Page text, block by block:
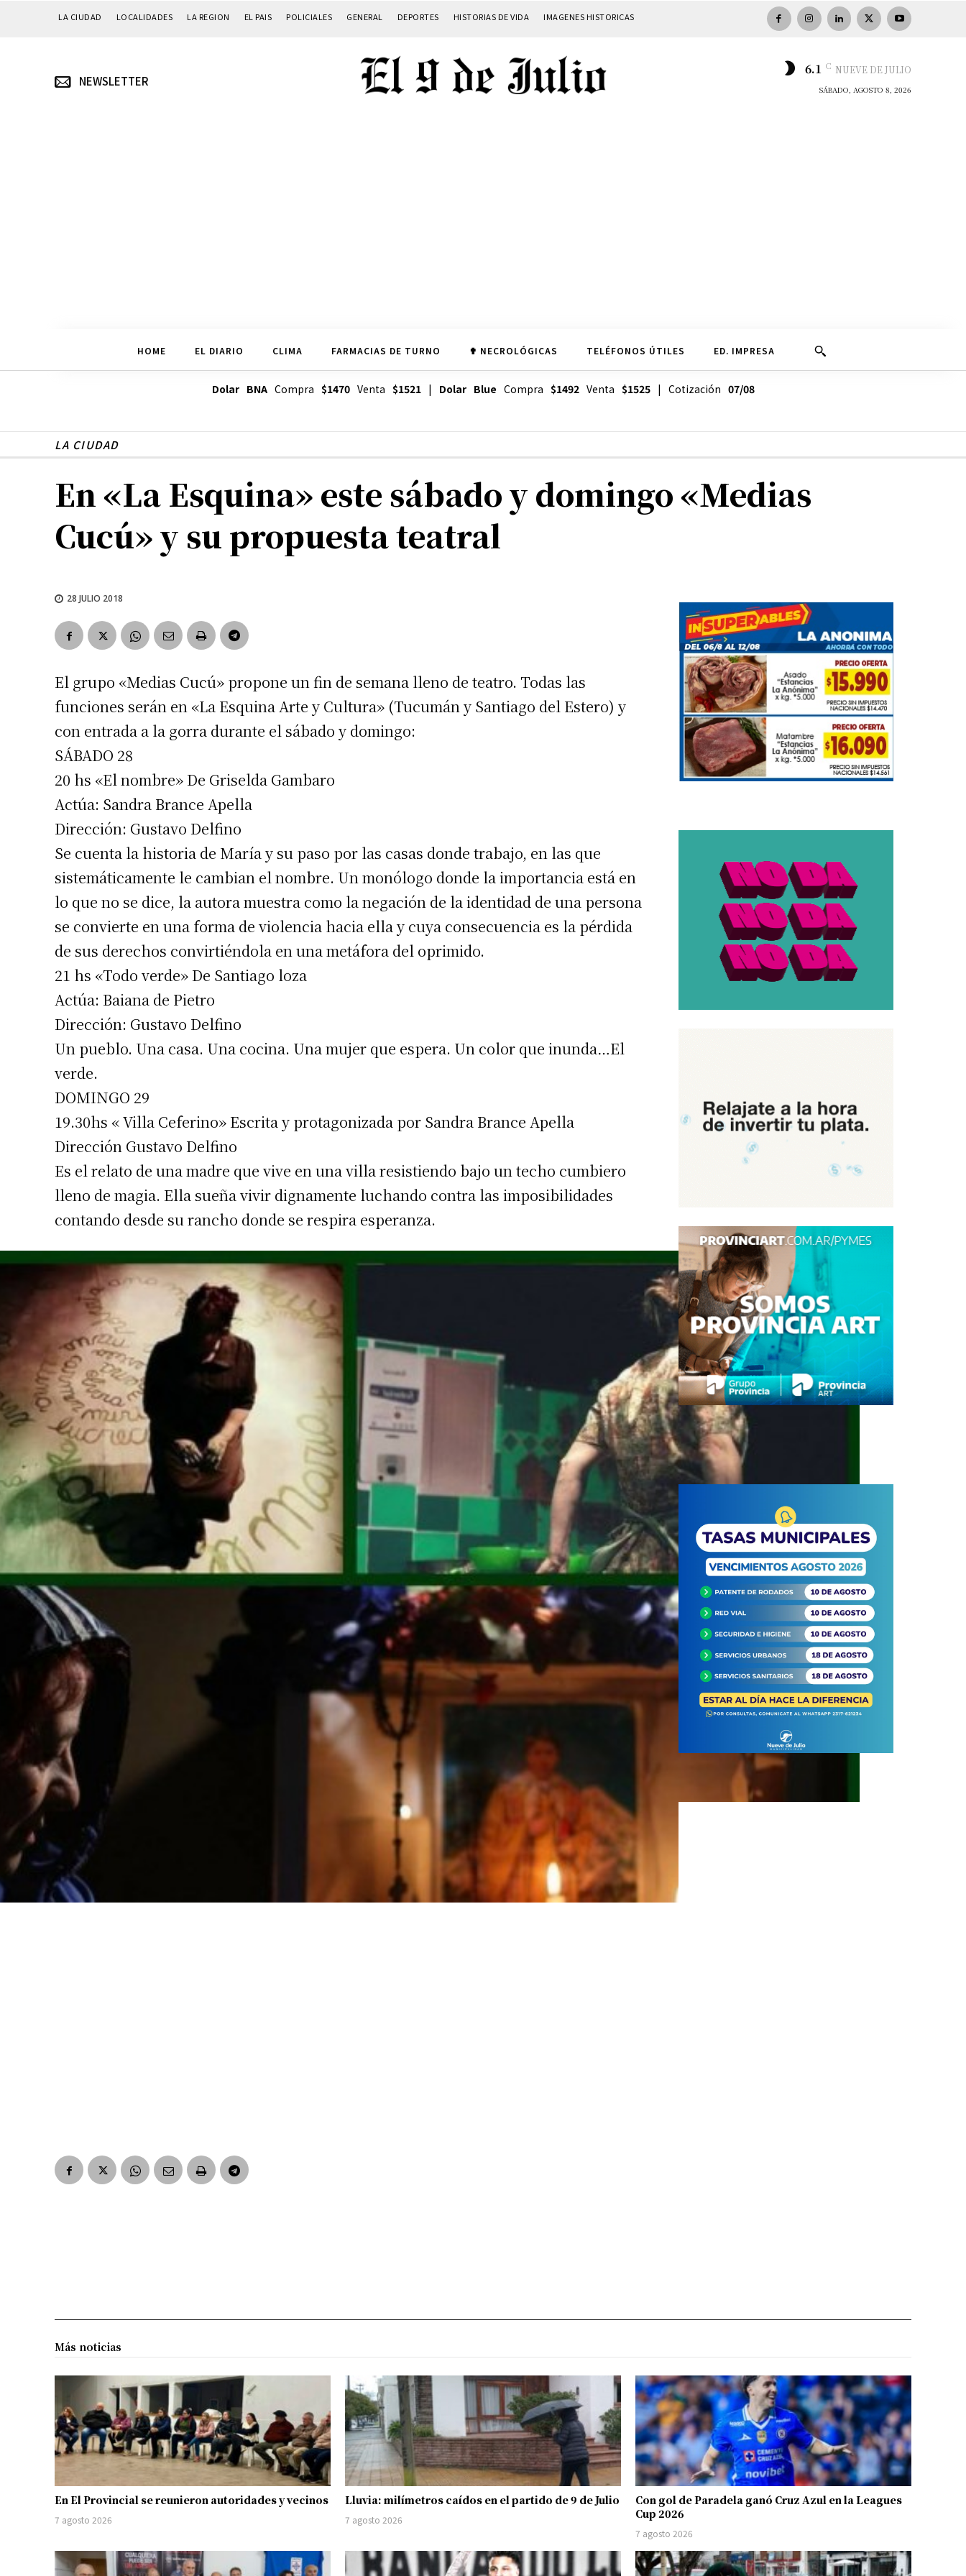
Suscribirme gratis
Requerido
Dirección de correo electrónico*
Nombre
Apellidos
Número de teléfono
LA CIUDAD LOCALIDADES LA REGION EL PAIS POLICIALES GENERAL DEPORTES HISTORIAS DE VIDA IMAGENES HISTORICAS
NEWSLETTER
6.1 C NUEVE DE JULIO
SÁBADO, AGOSTO 8, 2026
HOME EL DIARIO CLIMA FARMACIAS DE TURNO ✟ NECROLÓGICAS TELÉFONOS ÚTILES ED. IMPRESA
Dolar BNACompra $1470Venta $1521| Dolar Blue Compra $1492Venta $1525| Cotización 07/08
LA CIUDAD
En «La Esquina» este sábado y domingo «Medias
Cucú» y su propuesta teatral
28 JULIO 2018
El grupo «Medias Cucú» propone un fin de semana lleno de teatro. Todas las
funciones serán en «La Esquina Arte y Cultura» (Tucumán y Santiago del Estero) y
con entrada a la gorra durante el sábado y domingo:
SÁBADO 28
20 hs «El nombre» De Griselda Gambaro
Actúa: Sandra Brance Apella
Dirección: Gustavo Delfino
Se cuenta la historia de María y su paso por las casas donde trabajo, en las que
sistemáticamente le cambian el nombre. Un monólogo donde la importancia está en
lo que no se dice, la autora muestra como la negación de la identidad de una persona
se convierte en una forma de violencia hacia ella y cuya consecuencia es la pérdida
de sus derechos convirtiéndola en una metáfora del oprimido.
21 hs «Todo verde» De Santiago loza
Actúa: Baiana de Pietro
Dirección: Gustavo Delfino
Un pueblo. Una casa. Una cocina. Una mujer que espera. Un color que inunda…El
verde.
DOMINGO 29
19.30hs « Villa Ceferino» Escrita y protagonizada por Sandra Brance Apella
Dirección Gustavo Delfino
Es el relato de una madre que vive en una villa resistiendo bajo un techo cumbiero
lleno de magia. Ella sueña vivir dignamente luchando contra las imposibilidades
contando desde su rancho donde se respira esperanza.
Más noticias
En El Provincial se reunieron autoridades y vecinos
7 agosto 2026
Lluvia: milímetros caídos en el partido de 9 de Julio
7 agosto 2026
Con gol de Paradela ganó Cruz Azul en la Leagues
Cup 2026
7 agosto 2026